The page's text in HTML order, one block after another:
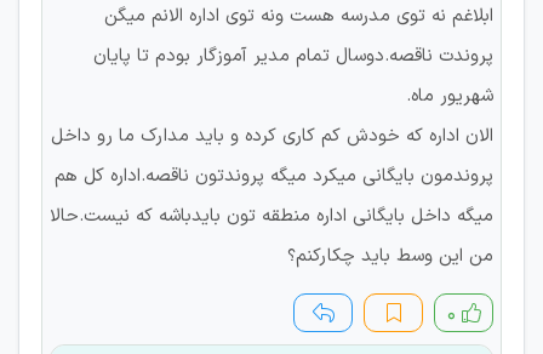
ابلاغم نه توی مدرسه هست ونه توی اداره الانم میگن
پروندت ناقصه.دوسال تمام مدیر آموزگار بودم تا پایان
شهریور ماه.
الان اداره که خودش کم کاری کرده و باید مدارک ما رو داخل
پروندمون بایگانی میکرد میگه پروندتون ناقصه.اداره کل هم
میگه داخل بایگانی اداره منطقه تون بایدباشه که نیست.حالا
من این وسط باید چکارکنم؟
۰